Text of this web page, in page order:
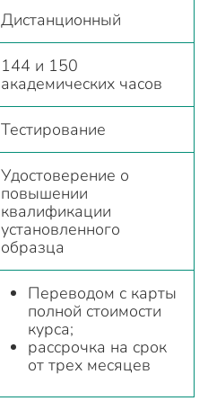
Дистанционный
144 и 150
академических часов
Тестирование
Удостоверение о
повышении
квалификации
установленного
образца
Переводом с карты
полной стоимости
курса;
рассрочка на срок
от трех месяцев